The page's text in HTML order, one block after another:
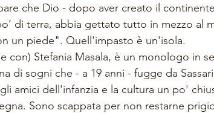
che Dio - dopo aver creato il
di terra, abbia gettato tutto in mezzo al
un piede". Quell'impasto è un'isola.
con) Stefania Masala, è un monologo in
di sogni che - a 19 anni - fugge da
amici dell'infanzia e la cultura un po'
Sono scappata per non restarne